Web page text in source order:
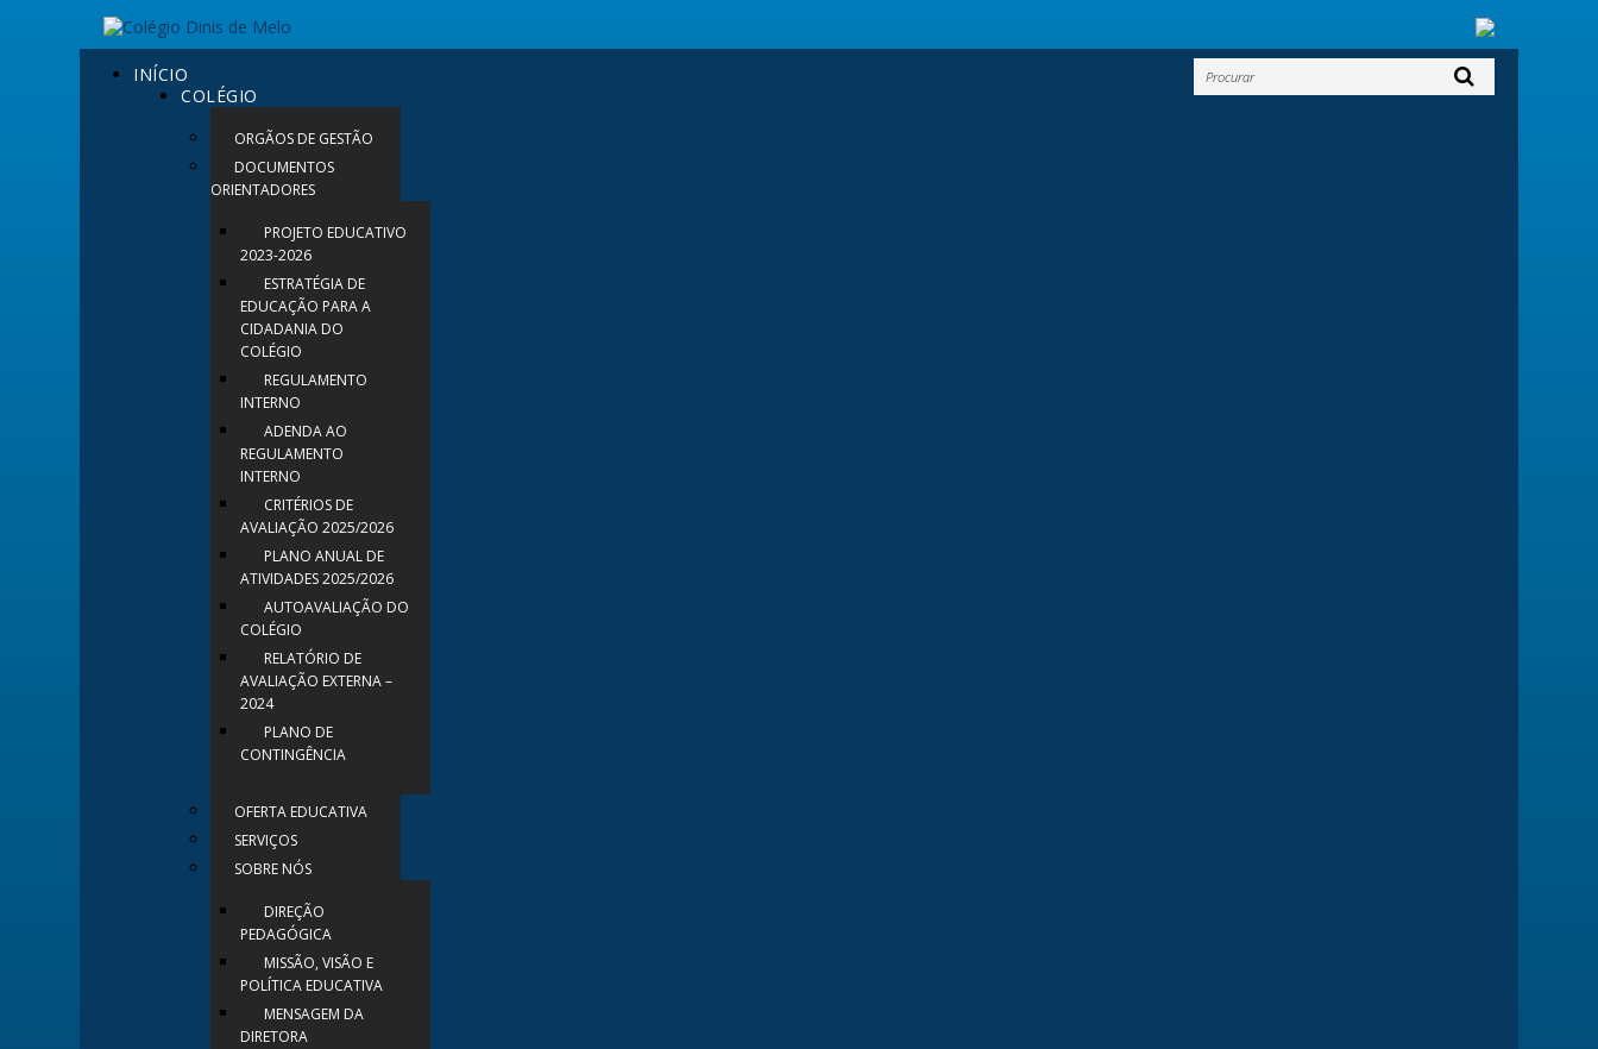
INÍCIO
COLÉGIO
ORGÃOS DE GESTÃO
DOCUMENTOS
ORIENTADORES
PROJETO EDUCATIVO
2023-2026
ESTRATÉGIA DE
EDUCAÇÃO PARA A
CIDADANIA DO
COLÉGIO
REGULAMENTO
INTERNO
ADENDA AO
REGULAMENTO
INTERNO
CRITÉRIOS DE
AVALIAÇÃO 2025/2026
PLANO ANUAL DE
ATIVIDADES 2025/2026
AUTOAVALIAÇÃO DO
COLÉGIO
RELATÓRIO DE
AVALIAÇÃO EXTERNA –
2024
PLANO DE
CONTINGÊNCIA
OFERTA EDUCATIVA
SERVIÇOS
SOBRE NÓS
DIREÇÃO
PEDAGÓGICA
MISSÃO, VISÃO E
POLÍTICA EDUCATIVA
MENSAGEM DA
DIRETORA